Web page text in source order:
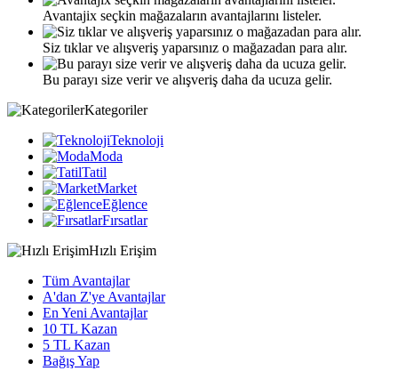
Avantajix seçkin mağazaların avantajlarını listeler.
Siz tıklar ve alışveriş yaparsınız o mağazadan para alır.
Bu parayı size verir ve alışveriş daha da ucuza gelir.
Kategoriler
Teknoloji
Moda
Tatil
Market
Eğlence
Fırsatlar
Hızlı Erişim
Tüm Avantajlar
A'dan Z'ye Avantajlar
En Yeni Avantajlar
10 TL Kazan
5 TL Kazan
Bağış Yap